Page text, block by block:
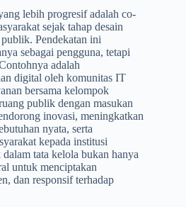
lebih progresif adalah co-
sejak tahap desain
Pendekatan ini
sebagai pengguna, tetapi
adalah
digital oleh komunitas IT
bersama kelompok
publik dengan masukan
inovasi, meningkatkan
nyata, serta
kepada institusi
tata kelola bukan hanya
untuk menciptakan
dan responsif terhadap